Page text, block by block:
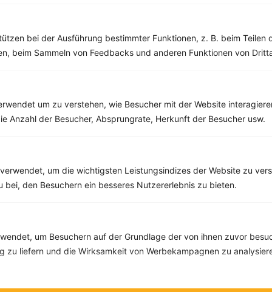
bei der Ausführung bestimmter Funktionen, z. B. beim Teilen
beim Sammeln von Feedbacks und anderen Funktionen von
um zu verstehen, wie Besucher mit der Website
Anzahl der Besucher, Absprungrate, Herkunft der Besucher usw.
um die wichtigsten Leistungsindizes der Website zu
bei, den Besuchern ein besseres Nutzererlebnis zu bieten.
um Besuchern auf der Grundlage der von ihnen zuvor
zu liefern und die Wirksamkeit von Werbekampagnen zu
Weitere Vegetarische Rezepte
‹ ›
Chiasamen-Smoothie mit Banane, Mango und Spinat
Kalorien:506 kcal
Rezepte